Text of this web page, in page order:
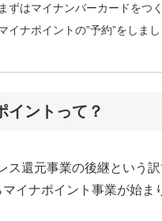
まずはマイナンバーカードをつ
イナポイントの”予約”をしまし
イントって？
ス還元事業の後継という
イナポイント事業が始ま